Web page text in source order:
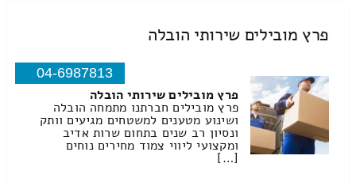
פרץ מובילים שירותי הובלה
04-6987813
פרץ מובילים שירותי הובלה
פרץ מובילים חברתנו מתמחה הובלה
ושינוע מטענים למשטחים מגיעים וותק
ונסיון רב שנים בתחום שרות אדיב
ומקצועי ליווי צמוד מחירים נוחים
[…]